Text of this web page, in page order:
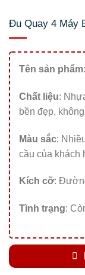
Đu Quay 4 Máy
Tên sản phẩm
Chất liệu:
bền đẹp,
Màu sắc:
cầu của khách
Kích cỡ:
Tình trạng: